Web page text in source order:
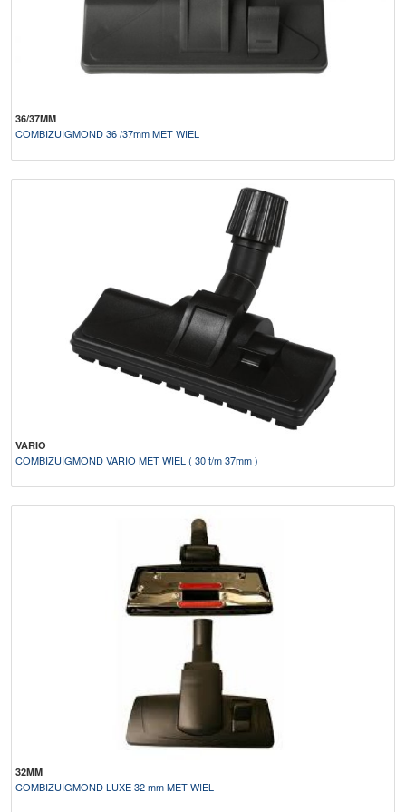
36/37MM
COMBIZUIGMOND 36 /37mm MET WIEL
VARIO
COMBIZUIGMOND VARIO MET WIEL ( 30 t/m 37mm )
32MM
COMBIZUIGMOND LUXE 32 mm MET WIEL